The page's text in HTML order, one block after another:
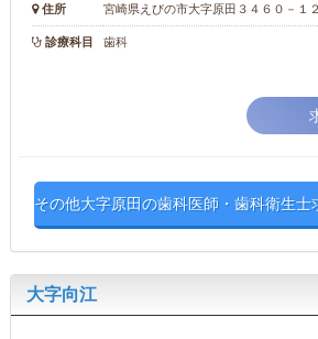
住所 宮崎県えびの市大字原田３４６０－１２
診療科目 歯科
その他大字原田の歯科医師・歯科衛生
大字向江